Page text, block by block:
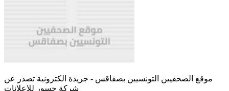
موقع الصحفيين التونسيين بصفاقس - جريدة الكترونية تصدر عن
شركة جسور للإعلانات